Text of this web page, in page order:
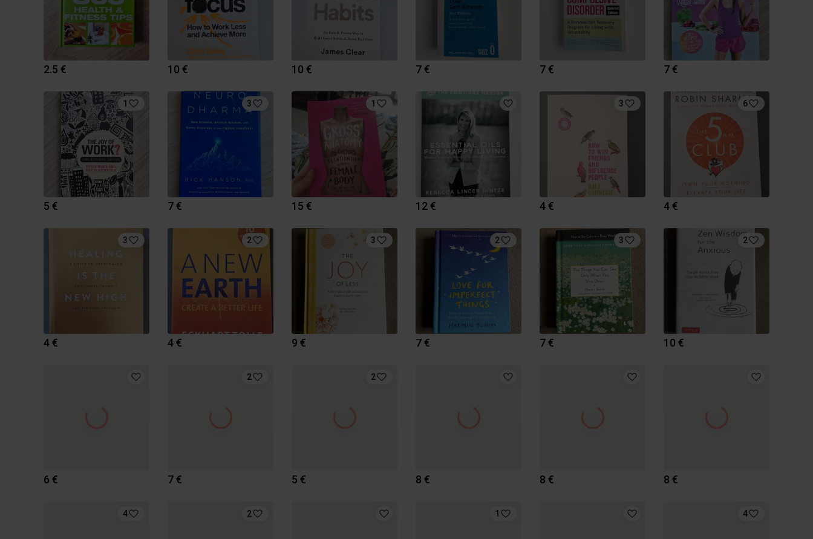
2.5 € 10 € 10 € 7 € 7 € 7 €
1
5 €
3
7 €
1
15 € 12 €
3
4 €
6
4 €
3
4 €
2
4 €
3
9 €
2
7 €
3
7 €
2
10 €
6 €
2
7 €
2
5 € 8 € 8 € 8 €
4 2 1 4